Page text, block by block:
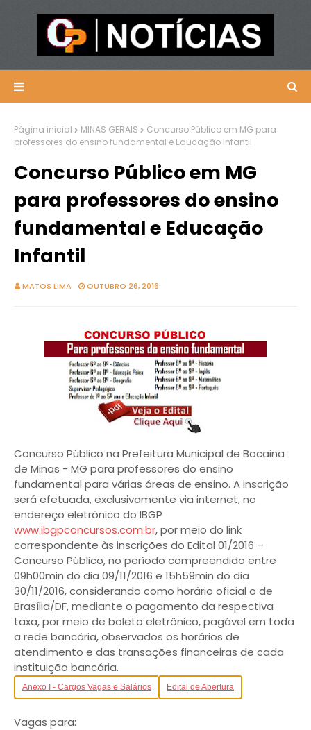
Página inicial MINAS GERAIS
Concurso Público em MG para
professores do ensino fundamental e Educação Infantil
Concurso Público em MG
para professores do ensino
fundamental e Educação
Infantil
MATOS LIMA OUTUBRO 26, 2016
Concurso Público na Prefeitura Municipal de Bocaina
de Minas - MG para professores do ensino
fundamental para várias áreas de ensino. A inscrição
será efetuada, exclusivamente via internet, no
endereço eletrônico do IBGP
www.ibgpconcursos.com.br, por meio do link
correspondente às inscrições do Edital 01/2016 –
Concurso Público, no período compreendido entre
09h00min do dia 09/11/2016 e 15h59min do dia
30/11/2016, considerando como horário oficial o de
Brasília/DF, mediante o pagamento da respectiva
taxa, por meio de boleto eletrônico, pagável em toda
a rede bancária, observados os horários de
atendimento e das transações financeiras de cada
instituição bancária.
Anexo I - Cargos Vagas e Salários Edital de Abertura
Vagas para: